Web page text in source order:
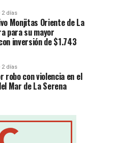
2 días
Monjitas Oriente de La
para su mayor
inversión de $1.743
2 días
robo con violencia en el
Mar de La Serena